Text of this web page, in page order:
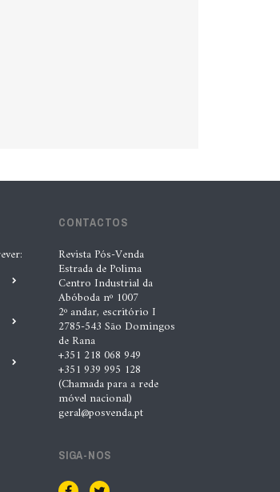
CONTACTOS
Revista Pós-Venda
Estrada de Polima
Centro Industrial da
Abóboda nº 1007
2º andar, escritório I
2785-543 São Domingos
de Rana
+351 218 068 949
+351 939 995 128
(Chamada para a rede
móvel nacional)
geral@posvenda.pt
SIGA-NOS